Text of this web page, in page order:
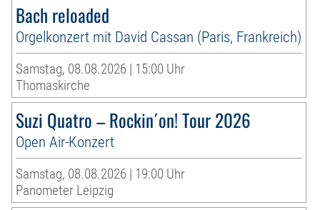
Bach reloaded
Orgelkonzert mit David Cassan (Paris, Frankreich)
Samstag, 08.08.2026 | 15:00 Uhr
Thomaskirche
Suzi Quatro – Rockin´on! Tour 2026
Open Air-Konzert
Samstag, 08.08.2026 | 19:00 Uhr
Panometer Leipzig